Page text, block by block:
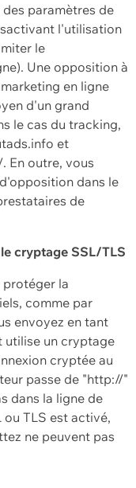
paramètres de
l'utilisation
le
Une opposition à
en ligne
d'un grand
le cas du tracking,
et
En outre, vous
dans le
de
cryptage SSL/TLS
protéger la
comme par
envoyez en tant
utilise un cryptage
cryptée au
passe de "http://"
dans la ligne de
TLS est activé,
ne peuvent pas